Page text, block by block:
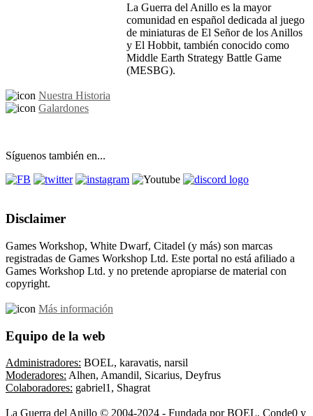
La Guerra del Anillo es la mayor
comunidad en español dedicada al juego
de miniaturas de El Señor de los Anillos
y El Hobbit, también conocido como
Middle Earth Strategy Battle Game
(MESBG).
Nuestra Historia
Galardones
Síguenos también en...
Disclaimer
Games Workshop, White Dwarf, Citadel (y más) son marcas
registradas de Games Workshop Ltd. Este portal no está afiliado a
Games Workshop Ltd. y no pretende apropiarse de material con
copyright.
Más información
Equipo de la web
Administradores: BOEL, karavatis, narsil
Moderadores: Alhen, Amandil, Sicarius, Deyfrus
Colaboradores: gabriel1, Shagrat
La Guerra del Anillo © 2004-2024 - Fundada por BOEL, Conde0 y